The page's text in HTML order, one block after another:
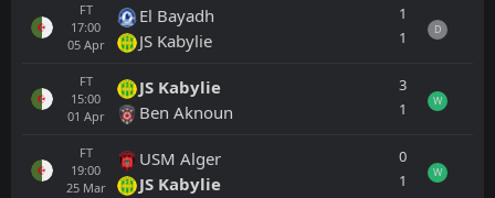
FT
17:00
05 Apr
El Bayadh
JS Kabylie
1
1
D
FT
15:00
01 Apr
JS Kabylie
Ben Aknoun
3
1
W
FT
19:00
25 Mar
USM Alger
JS Kabylie
0
1
W